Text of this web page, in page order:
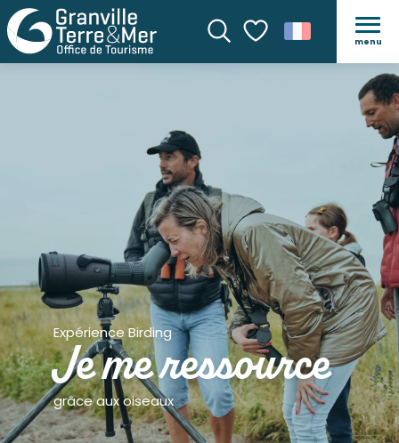
Recherche
Voir les favoris
menu
Expérience Birding
Je me ressource
grâce aux oiseaux